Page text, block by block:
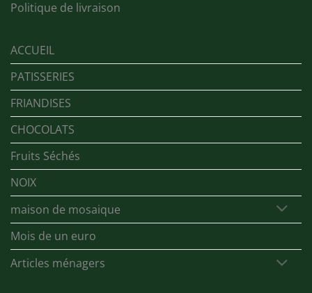
Politique de livraison
ACCUEIL
PATISSERIES
FRIANDISES
CHOCOLATS
Fruits Séchés
NOIX
maison de mosaique
Mois de un euro
Articles ménagers